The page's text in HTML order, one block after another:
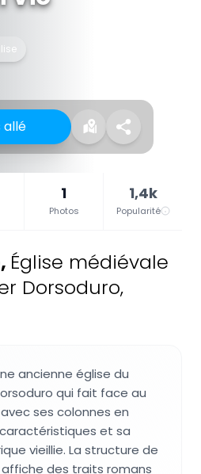
allé
1
Photos
1,4k
Popularité
, Église médiévale
Dorsoduro,
ancienne église du
qui fait face au
ses colonnes en
et sa
vieillie. La structure de
des traits romans